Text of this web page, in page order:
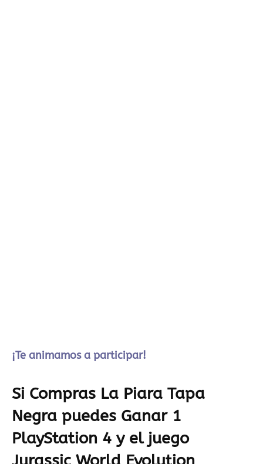
¡Te animamos a participar!
Si Compras La Piara Tapa
Negra puedes Ganar 1
PlayStation 4 y el juego